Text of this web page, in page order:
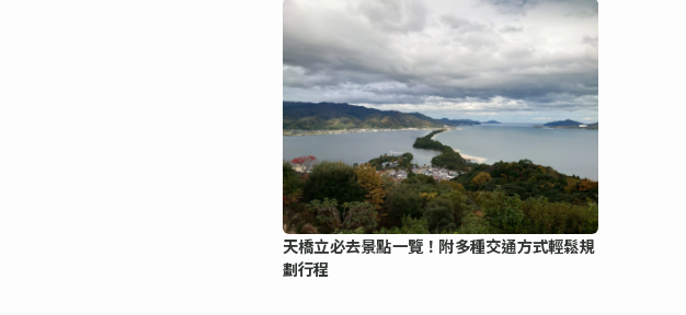
天橋立必去景點一覽！附多種交通方式輕鬆規
劃行程